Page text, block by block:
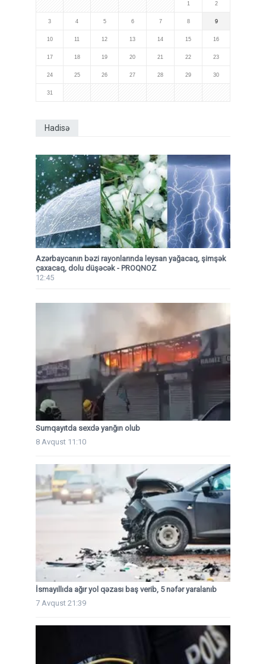
1 2
3 4 5 6 7 8 9
10 11 12 13 14 15 16
17 18 19 20 21 22 23
24 25 26 27 28 29 30
31
Hadisə
Azərbaycanın bəzi rayonlarında leysan yağacaq, şimşək
çaxacaq, dolu düşəcək - PROQNOZ
12:45
Sumqayıtda sexdə yanğın olub
8 Avqust 11:10
İsmayıllıda ağır yol qəzası baş verib, 5 nəfər yaralanıb
7 Avqust 21:39